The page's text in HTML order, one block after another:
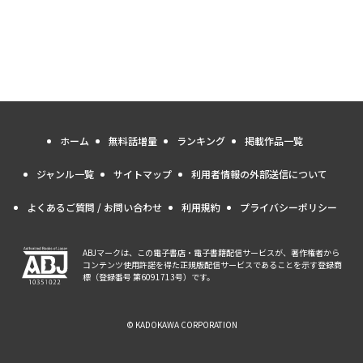
ホーム 無料話増量 ランキング 掲載作品一覧
ジャンル一覧 サイトマップ 利用者情報の外部送信について
よくあるご質問 / お問い合わせ 利用規約 プライバシーポリシー
ABJマークは、この電子書店・電子書籍配信サービスが、著作権者から
コンテンツ使用許諾を得た正規版配信サービスであることを示す登録商
標（登録番号 第6091713号）です。
© KADOKAWA CORPORATION